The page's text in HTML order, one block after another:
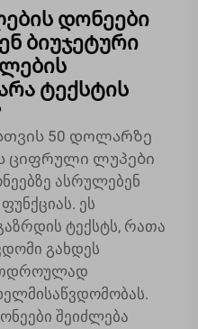
დონეები
ბიუჯეტური
ტექსტის
50 დოლარზე
ციფრული ლუპები
ასრულებენ
ეს
ტექსტს, რათა
გახდეს
შეიძლება